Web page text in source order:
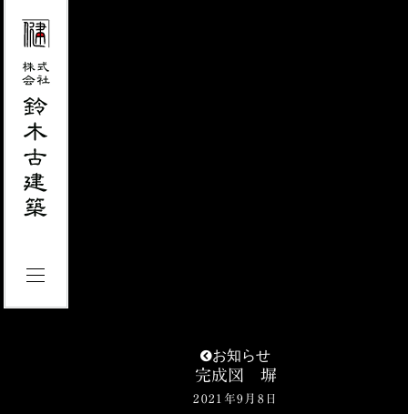
お知らせ
完成図 塀
2021年9月8日